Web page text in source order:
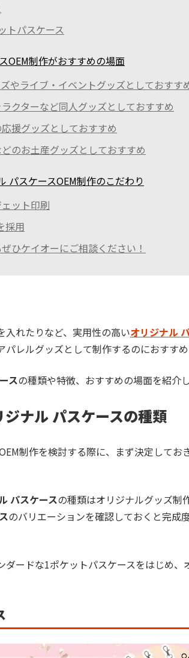
トパスケース
OEM制作がおすすめの場面
やライブ・イベントグッズとしておすす
クターなど同人グッズとしておすすめ
援グッズとしておすすめ
のお土産グッズとしておすすめ
パスケースOEM制作のこだわり
ット印刷
採用
ひケイオーにご相談ください！
入れたりなど、実用性の高いオリジナル
パレルグッズとして制作するのにおすす
スの種類や特徴、おすすめの場面を紹介
ナル パスケースの種類
制作を検討する際に、まず決定してお
パスケースの種類はオリジナルグッズ制
のバリエーションを確認しておくと完成
ダードな1ポケットパスケースをはじめ